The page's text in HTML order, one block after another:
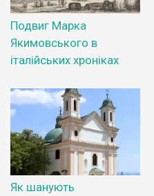
Подвиг Марка
Якимовського в
італійських хроніках
Як шанують